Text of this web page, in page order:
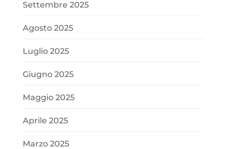
Settembre 2025
Agosto 2025
Luglio 2025
Giugno 2025
Maggio 2025
Aprile 2025
Marzo 2025